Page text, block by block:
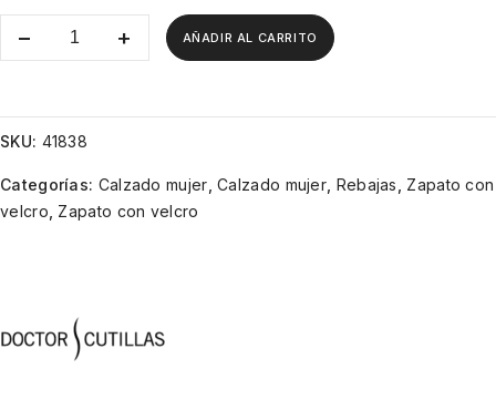
AÑADIR AL CARRITO
SKU: 41838
Categorías: Calzado mujer ,Calzado mujer Rebajas
Zapato con
velcro Zapato con velcro